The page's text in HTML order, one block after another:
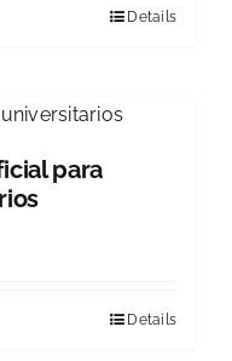
Details
para
Details